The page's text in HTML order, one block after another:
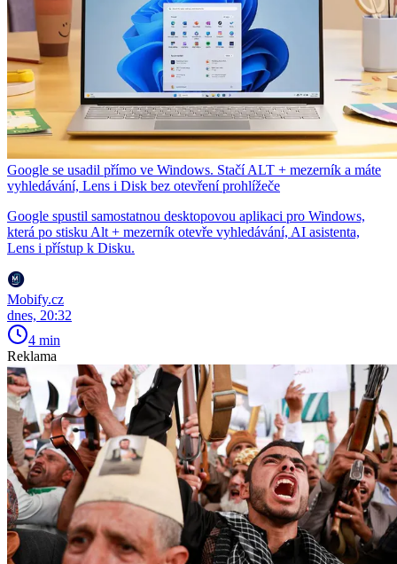
Google se usadil přímo ve Windows. Stačí ALT + mezerník a máte
vyhledávání, Lens i Disk bez otevření prohlížeče
Google spustil samostatnou desktopovou aplikaci pro Windows,
která po stisku Alt + mezerník otevře vyhledávání, AI asistenta,
Lens i přístup k Disku.
Mobify.cz
dnes, 20:32
4 min
Reklama